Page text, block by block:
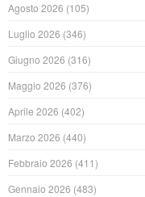
Agosto 2026 (105)
Luglio 2026 (346)
Giugno 2026 (316)
Maggio 2026 (376)
Aprile 2026 (402)
Marzo 2026 (440)
Febbraio 2026 (411)
Gennaio 2026 (483)